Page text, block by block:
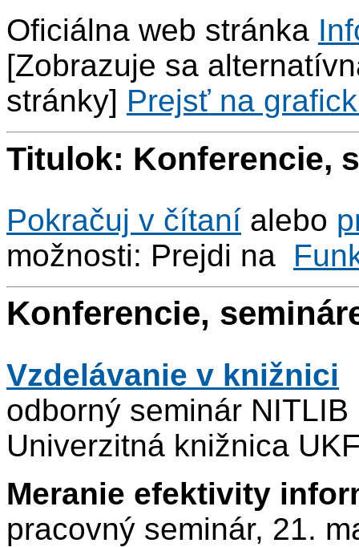
Oficiálna web stránka
[Zobrazuje sa
stránky] Prejsť na
Titulok: Konferencie,
Pokračuj v čítaní alebo
možnosti: Prejdi na
Konferencie,
Vzdelávanie v knižnici
odborný seminár
Univerzitná knižnica
Meranie efektivity
pracovný seminár, 21.